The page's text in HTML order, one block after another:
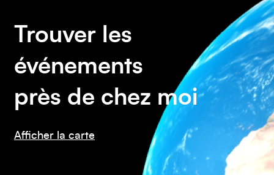
Trouver les
événements
près de chez moi
Afficher la carte
Asie
Caraïbes